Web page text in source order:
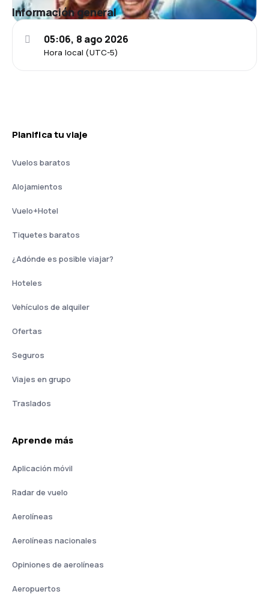
Información general
Hora local (UTC-5)
05:06, 8 ago 2026
Planifica tu viaje
Vuelos baratos
Alojamientos
Vuelo+Hotel
Tiquetes baratos
¿Adónde es posible viajar?
Hoteles
Vehículos de alquiler
Ofertas
Seguros
Viajes en grupo
Traslados
Aprende más
Aplicación móvil
Radar de vuelo
Aerolíneas
Aerolíneas nacionales
Opiniones de aerolíneas
Aeropuertos